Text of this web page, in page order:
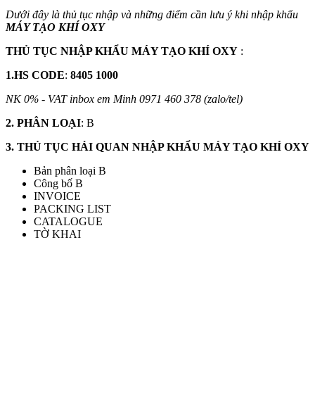
Dưới đây là thủ tục nhập và những điểm cần lưu ý khi nhập khẩu
MÁY TẠO KHÍ OXY
THỦ TỤC NHẬP KHẨU MÁY TẠO KHÍ OXY :
1.HS CODE: 8405 1000
NK 0% - VAT inbox em Minh 0971 460 378 (zalo/tel)
2. PHÂN LOẠI: B
3. THỦ TỤC HẢI QUAN NHẬP KHẨU MÁY TẠO KHÍ OXY
Bản phân loại B
Công bố B
INVOICE
PACKING LIST
CATALOGUE
TỜ KHAI